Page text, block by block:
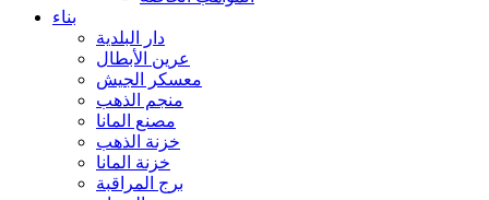
بناء
دار البلدية
عرين الأبطال
معسكر الجيش
منجم الذهب
مصنع المانا
خزنة الذهب
خزنة المانا
برج المراقبة